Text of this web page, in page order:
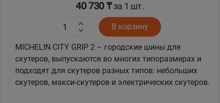
40 730 ₸за 1 шт.
В корзину
MICHELIN CITY GRIP 2 – городские шины для
скутеров, выпускаются во многих типоразмерах и
подходят для скутеров разных типов: небольших
скутеров, макси-скутеров и электрических скутеров.